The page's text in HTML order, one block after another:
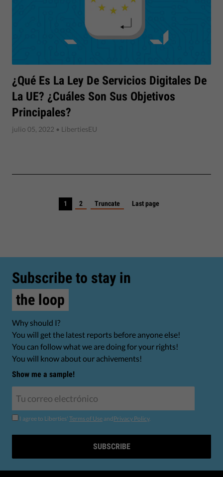
¿Qué Es La Ley De Servicios Digitales De
La UE? ¿Cuáles Son Sus Objetivos
Principales?
julio 05, 2022 • LibertiesEU
1 2 Truncate Last page
Subscribe to stay in
the loop
Why should I?
You will get the latest reports before anyone else!
You can follow what we are doing for your rights!
You will know about our achivements!
Show me a sample!
I agree to Liberties' Terms of Use andPrivacy Policy.
SUBSCRIBE